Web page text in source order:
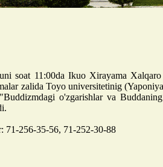
soat 11:00da Ikuo Xirayama
zalida Toyo universitetinig
o'zgarishlar va
71-256-35-56, 71-252-30-88